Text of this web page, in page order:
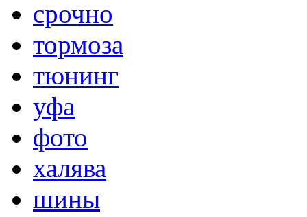
срочно
тормоза
тюнинг
уфа
фото
халява
шины